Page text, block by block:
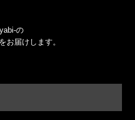
の
お届けします。